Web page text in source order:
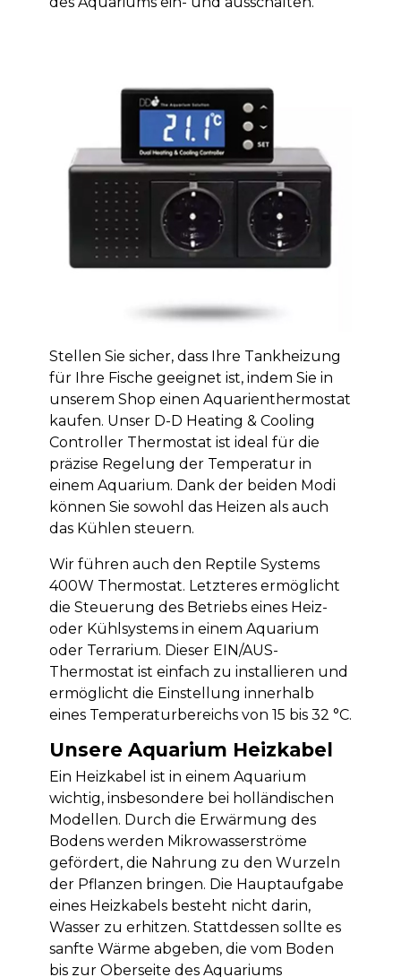
Stellen Sie sicher, dass Ihre Tankheizung
für Ihre Fische geeignet ist, indem Sie in
unserem Shop einen Aquarienthermostat
kaufen. Unser D-D Heating & Cooling
Controller Thermostat ist ideal für die
präzise Regelung der Temperatur in
einem Aquarium. Dank der beiden Modi
können Sie sowohl das Heizen als auch
das Kühlen steuern.
Wir führen auch den Reptile Systems
400W Thermostat. Letzteres ermöglicht
die Steuerung des Betriebs eines Heiz-
oder Kühlsystems in einem Aquarium
oder Terrarium. Dieser EIN/AUS-
Thermostat ist einfach zu installieren und
ermöglicht die Einstellung innerhalb
eines Temperaturbereichs von 15 bis 32 °C.
Unsere Aquarium Heizkabel
Ein Heizkabel ist in einem Aquarium
wichtig, insbesondere bei holländischen
Modellen. Durch die Erwärmung des
Bodens werden Mikrowasserströme
gefördert, die Nahrung zu den Wurzeln
der Pflanzen bringen. Die Hauptaufgabe
eines Heizkabels besteht nicht darin,
Wasser zu erhitzen. Stattdessen sollte es
sanfte Wärme abgeben, die vom Boden
bis zur Oberseite des Aquariums